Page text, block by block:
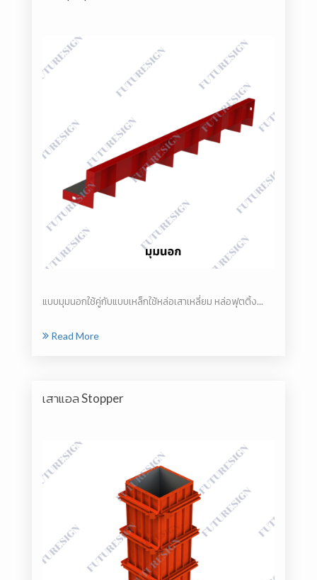
แบบมุมนอกใช้คู่กับแบบเหล็กใช้หล่อเสาเหลี่ยม หล่อฟุตติ้ง...
Read More
เสาแอล Stopper